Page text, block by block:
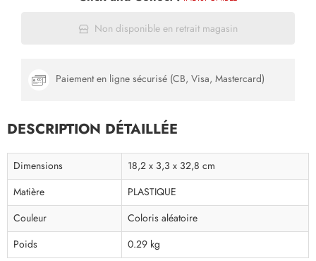
Non disponible en retrait magasin
Paiement en ligne sécurisé (CB, Visa, Mastercard)
DESCRIPTION DÉTAILLÉE
Dimensions
18,2 x 3,3 x 32,8 cm
Matière
PLASTIQUE
Couleur
Coloris aléatoire
Poids
0.29 kg